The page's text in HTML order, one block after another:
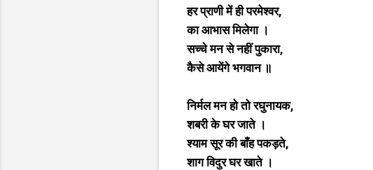
हर प्राणी में ही परमेश्वर,
का आभास मिलेगा ।
सच्चे मन से नहीं पुकारा,
कैसे आयेंगे भगवान ॥
निर्मल मन हो तो रघुनायक,
शबरी के घर जाते ।
श्याम सूर की बाँह पकड़ते,
शाग विदुर घर खाते ।